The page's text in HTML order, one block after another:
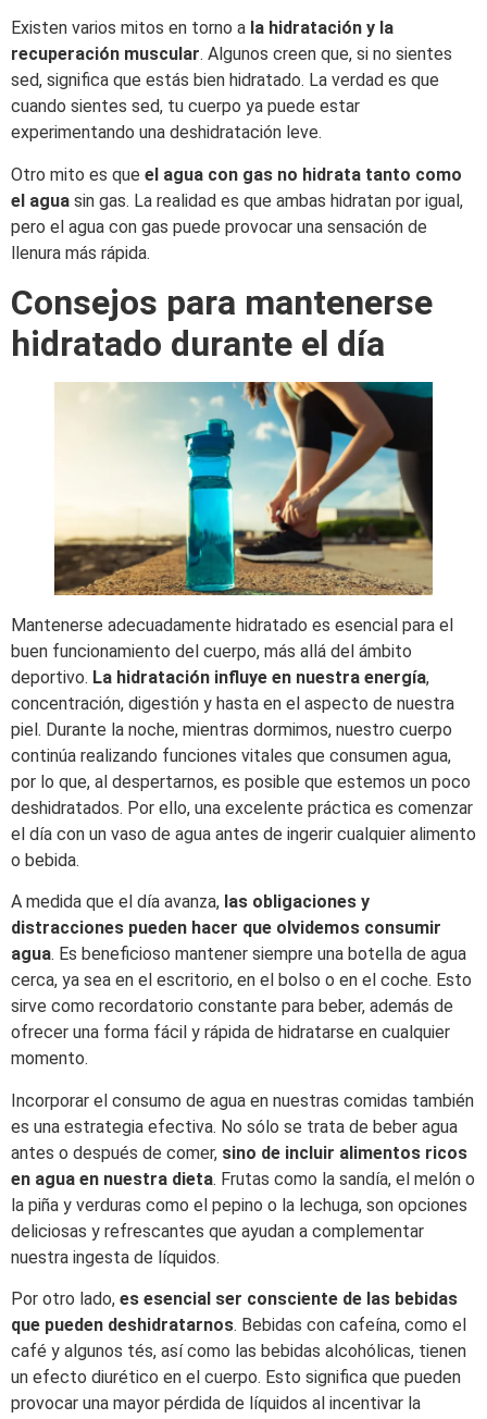
Existen varios mitos en torno a la hidratación y la
recuperación muscular. Algunos creen que, si no sientes
sed, significa que estás bien hidratado. La verdad es que
cuando sientes sed, tu cuerpo ya puede estar
experimentando una deshidratación leve.
Otro mito es que el agua con gas no hidrata tanto como
el agua sin gas. La realidad es que ambas hidratan por igual,
pero el agua con gas puede provocar una sensación de
llenura más rápida.
Consejos para mantenerse
hidratado durante el día
Mantenerse adecuadamente hidratado es esencial para el
buen funcionamiento del cuerpo, más allá del ámbito
deportivo. La hidratación influye en nuestra energía,
concentración, digestión y hasta en el aspecto de nuestra
piel. Durante la noche, mientras dormimos, nuestro cuerpo
continúa realizando funciones vitales que consumen agua,
por lo que, al despertarnos, es posible que estemos un poco
deshidratados. Por ello, una excelente práctica es comenzar
el día con un vaso de agua antes de ingerir cualquier alimento
o bebida.
A medida que el día avanza, las obligaciones y
distracciones pueden hacer que olvidemos consumir
agua. Es beneficioso mantener siempre una botella de agua
cerca, ya sea en el escritorio, en el bolso o en el coche. Esto
sirve como recordatorio constante para beber, además de
ofrecer una forma fácil y rápida de hidratarse en cualquier
momento.
Incorporar el consumo de agua en nuestras comidas también
es una estrategia efectiva. No sólo se trata de beber agua
antes o después de comer, sino de incluir alimentos ricos
en agua en nuestra dieta. Frutas como la sandía, el melón o
la piña y verduras como el pepino o la lechuga, son opciones
deliciosas y refrescantes que ayudan a complementar
nuestra ingesta de líquidos.
Por otro lado, es esencial ser consciente de las bebidas
que pueden deshidratarnos. Bebidas con cafeína, como el
café y algunos tés, así como las bebidas alcohólicas, tienen
un efecto diurético en el cuerpo. Esto significa que pueden
provocar una mayor pérdida de líquidos al incentivar la